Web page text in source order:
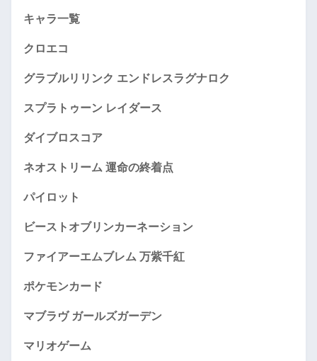
キャラ一覧
クロエコ
グラブルリリンク エンドレスラグナロク
スプラトゥーン レイダース
ダイブロスコア
ネオストリーム 運命の終着点
パイロット
ビーストオブリンカーネーション
ファイアーエムブレム 万紫千紅
ポケモンカード
マブラヴ ガールズガーデン
マリオゲーム